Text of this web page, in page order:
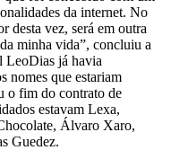
da internet. No
desta vez, será em outra
minha vida”, concluiu a
LeoDias já havia
nomes que estariam
o fim do contrato de
estavam Lexa,
Álvaro Xaro,
Guedez.